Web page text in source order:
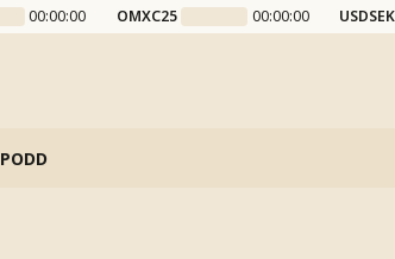
00:00:00 OMXC25 00:00:00 USDSEK
PODD